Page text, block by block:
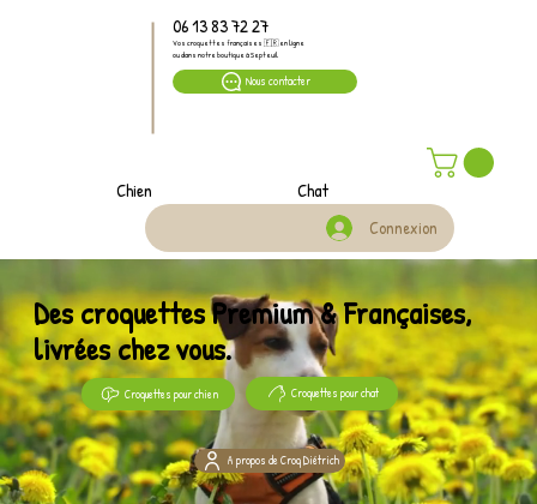
Chien
Connexion
Chat
06 13 83 72 27
Vos croquettes françaises 🇫🇷 en ligne
ou dans notre boutique à Septeuil
Nous contacter
Des croquettes Premium & Françaises,
livrées chez vous.
Croquettes pour chien Croquettes pour chat
A propos de Croq Diétrich